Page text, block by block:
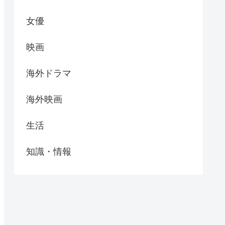
女優
映画
海外ドラマ
海外映画
生活
知識・情報